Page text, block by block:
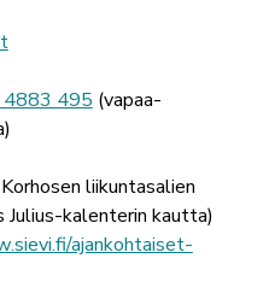
495 (vapaa-
liikuntasalien
kalenterin kautta)
ajankohtaiset-